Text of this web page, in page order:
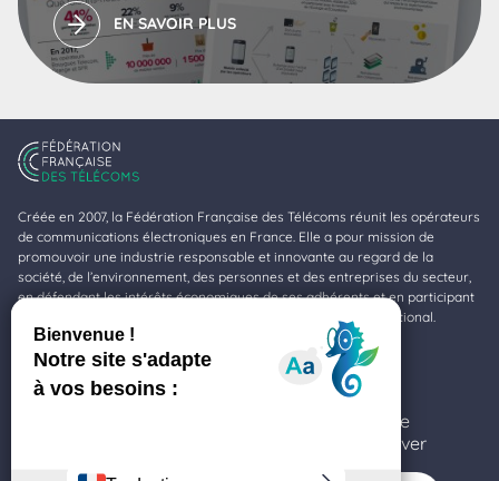
EN SAVOIR PLUS
Créée en 2007, la Fédération Française des Télécoms réunit les opérateurs
de communications électroniques en France. Elle a pour mission de
promouvoir une industrie responsable et innovante au regard de la
société, de l’environnement, des personnes et des entreprises du secteur,
en défendant les intérêts économiques de ses adhérents et en participant
à la valorisation de la profession au niveau national et international.
Fédération Française des Télécoms
Ce site utilise des cookies et vous donne le
contrôle sur ceux que vous souhaitez activer